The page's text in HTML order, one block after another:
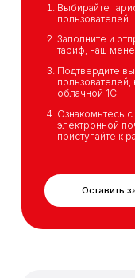
Выбирайте
пользователей
Заполните и
тариф, наш
Подтвердите
облачной 1С
Ознакомьтесь
электронной
приступайте к
Оставить